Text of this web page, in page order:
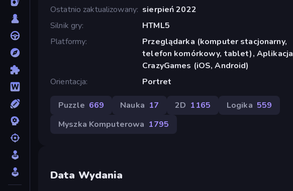
Ostatnio zaktualizowany sierpień 2022
Silnik gry
HTML5
Platformy
Przeglądarka (komputer stacjonarny,
telefon komórkowy, tablet), Aplikacja
CrazyGames (iOS, Android)
Orientacja
Portret
Puzzle 669 Nauka 17 2D 1165 Logika 559
Myszka Komputerowa 1795
Data Wydania